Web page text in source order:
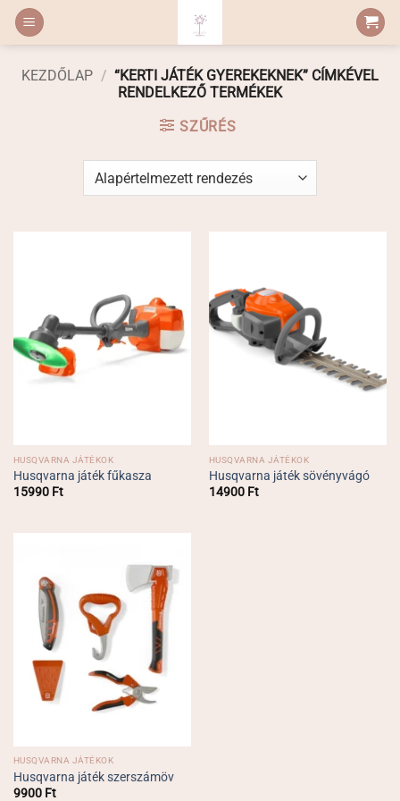
Skip
KEZDŐLAP / “KERTI JÁTÉK GYEREKEKNEK” CÍMKÉVEL
RENDELKEZŐ TERMÉKEK
SZŰRÉS
HUSQVARNA JÁTÉKOK
Husqvarna játék fűkasza
15990 Ft
HUSQVARNA JÁTÉKOK
Husqvarna játék sövényvágó
14900 Ft
HUSQVARNA JÁTÉKOK
Husqvarna játék szerszámöv
9900 Ft